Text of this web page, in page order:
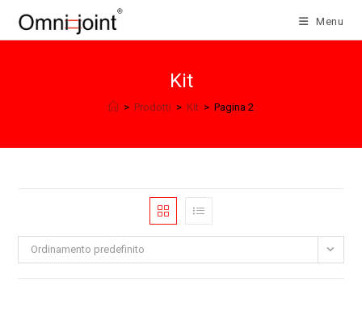
Menu
Kit
> Prodotti > Kit > Pagina 2
Ordinamento predefinito